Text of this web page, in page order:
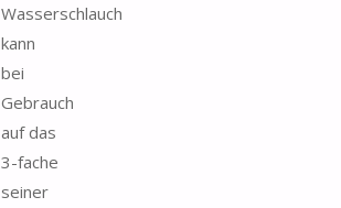
Wasserschlauch
kann
bei
Gebrauch
auf das
3-fache
seiner